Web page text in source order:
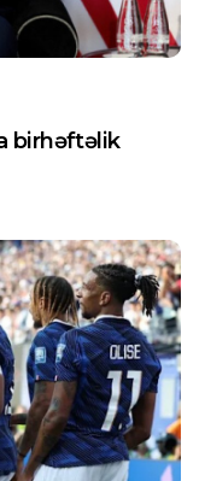
birhəftəlik